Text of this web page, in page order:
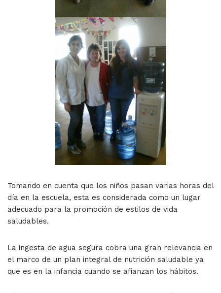
Tomando en cuenta que los niños pasan varias horas del
día en la escuela, esta es considerada como un lugar
adecuado para la promoción de estilos de vida
saludables.
La ingesta de agua segura cobra una gran relevancia en
el marco de un plan integral de nutrición saludable ya
que es en la infancia cuando se afianzan los hábitos.